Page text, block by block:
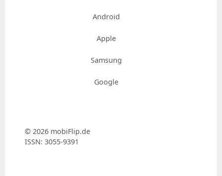
Android
Apple
Samsung
Google
© 2026 mobiFlip.de
ISSN: 3055-9391